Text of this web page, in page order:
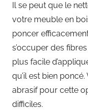
Il se peut que le
votre meuble en
poncer
s’occuper des
plus facile
qu’il est bien
abrasif pour cette
difficiles.